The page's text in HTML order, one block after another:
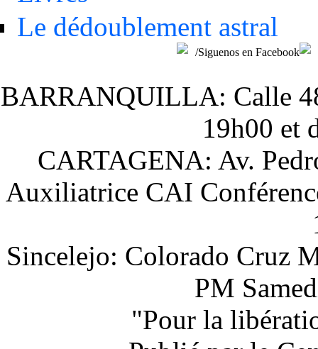
Le dédoublement astral
/Siguenos en Facebook
BARRANQUILLA: Calle
19h00 et
CARTAGENA: Av.
Auxiliatrice CAI
Sincelejo: Colorado Cruz
PM
"Pour la